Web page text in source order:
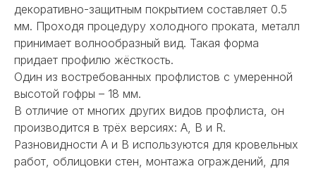
декоративно-защитным покрытием составляет 0.5
мм. Проходя процедуру холодного проката, металл
принимает волнообразный вид. Такая форма
придает профилю жёсткость.
Один из востребованных профлистов с умеренной
высотой гофры – 18 мм.
В отличие от многих других видов профлиста, он
производится в трёх версиях: А, В и R.
Разновидности А и В используются для кровельных
работ, облицовки стен, монтажа ограждений, для